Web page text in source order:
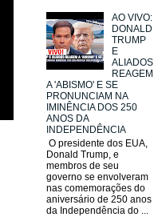
AO VIVO:
DONALD
TRUMP
E
ALIADOS
REAGEM
A 'ABISMO' E SE
PRONUNCIAM NA
IMINÊNCIA DOS 250
ANOS DA
INDEPENDÊNCIA
O presidente dos EUA,
Donald Trump, e
membros de seu
governo se envolveram
nas comemorações do
aniversário de 250 anos
da Independência do ...